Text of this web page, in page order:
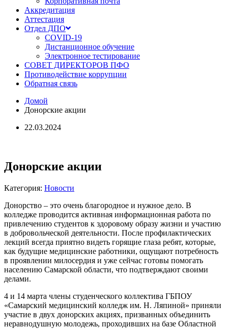
Аккредитация
Аттестация
Отдел ДПО
COVID-19
Дистанционное обучение
Электронное тестирование
СОВЕТ ДИРЕКТОРОВ ПФО
Противодействие коррупции
Обратная связь
Домой
Донорские акции
22.03.2024
Донорские акции
Категория: Новости
Донорство – это очень благородное и нужное дело. В
колледже проводится активная информационная работа по
привлечению студентов к здоровому образу жизни и участию
в добровольческой деятельности. После профилактических
лекций всегда приятно видеть горящие глаза ребят, которые,
как будущие медицинские работники, ощущают потребность
в проявлении милосердия и уже сейчас готовы помогать
населению Самарской области, что подтверждают своими
делами.
4 и 14 марта члены студенческого коллектива ГБПОУ
«Самарский медицинский колледж им. Н. Ляпиной» приняли
участие в двух донорских акциях, призванных объединить
неравнодушную молодежь, проходивших на базе Областной